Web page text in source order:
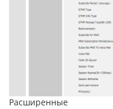
Расширенные